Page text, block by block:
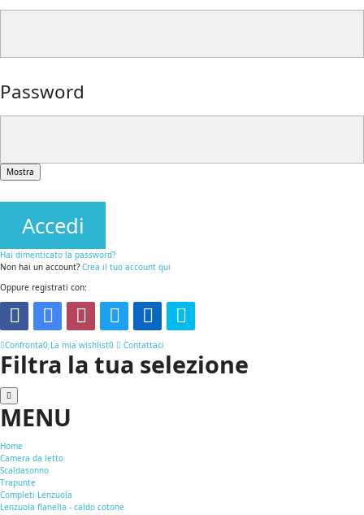
Password
Mostra
Accedi
Hai dimenticato la password?
Non hai un account? Crea il tuo account qui
Oppure registrati con:
Confronta0 La mia wishlist0 Contattaci
Filtra la tua selezione
MENU
Home
Camera da letto
Scaldasonno
Trapunte
Completi Lenzuola
Lenzuola flanella - caldo cotone